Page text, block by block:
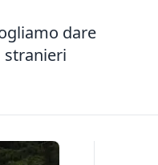
dare
stranieri